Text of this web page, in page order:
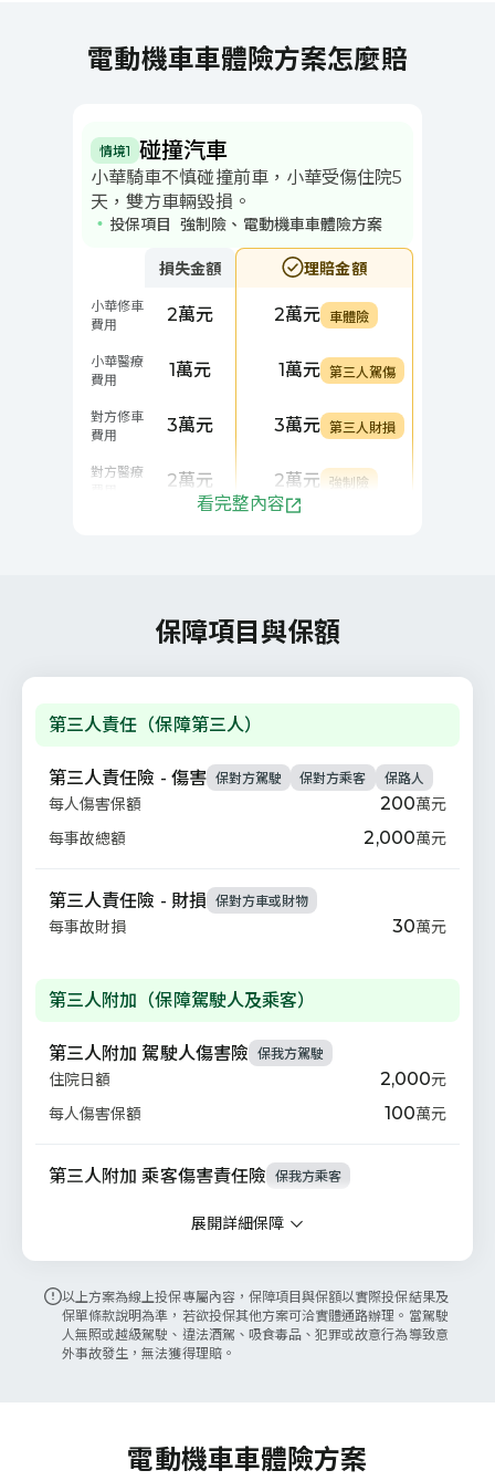
電動機車車體險方案怎麼賠
情境1 碰撞汽車
小華騎車不慎碰撞前車，小華受傷住院5
天，雙方車輛毀損。
投保項目 強制險、電動機車車體險方案
損失金額 理賠金額
小華修車
費用
2萬元 2萬元 車體險
小華醫療
費用
1萬元 1萬元 第三人駕傷
對方修車
費用
3萬元 3萬元 第三人財損
對方醫療
2萬元 2萬元 強制險
修車及醫療費5萬元。
形需依檢附之文件審核，以審核結果為
看完整內容
保障項目與保額
第三人責任（保障第三人）
第三人責任險 - 傷害 保對方駕駛 保對方乘客 保路人
每人傷害保額 200萬元
每事故總額
2,000萬元
第三人責任險 - 財損 保對方車或財物
每事故財損 30萬元
第三人附加（保障駕駛人及乘客）
第三人附加 駕駛人傷害險 保我方駕駛
住院日額 2,000元
每人傷害保額
100萬元
第三人附加 乘客傷害責任險 保我方乘客
第三人附加 超額責任險 - 乙式
保對方駕駛 保雙方乘客 保對方車或財物
保路人
※需同時投保第三人責任險及乘客傷害責任險
車體險與竊盜險 （保障愛車）
展開詳細保障
以上方案為線上投保專屬內容，保障項目與保額以實際投保結果及
保單條款說明為準，若欲投保其他方案可洽實體通路辦理。當駕駛
人無照或越級駕駛、違法酒駕、吸食毒品、犯罪或故意行為導致意
外事故發生，無法獲得理賠。
電動機車車體險方案